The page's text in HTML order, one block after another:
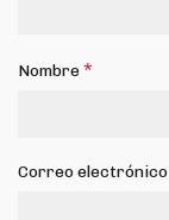
Nombre*
Correo electrónico